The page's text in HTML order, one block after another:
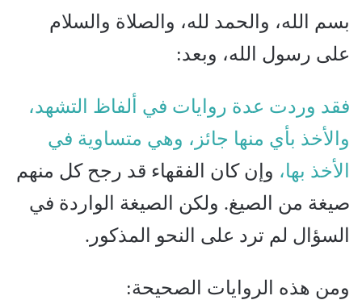
بسم الله، والحمد لله، والصلاة والسلام
على رسول الله، وبعد:
فقد وردت عدة روايات في ألفاظ التشهد،
والأخذ بأي منها جائز، وهي متساوية في
الأخذ بها، وإن كان الفقهاء قد رجح كل منهم
صيغة من الصيغ. ولكن الصيغة الواردة في
السؤال لم ترد على النحو المذكور.
ومن هذه الروايات الصحيحة: